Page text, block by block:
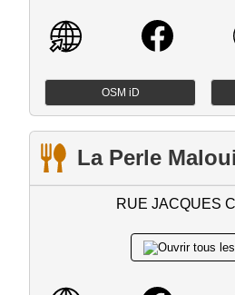
OSM iD
La Perle
RUE JACQUES